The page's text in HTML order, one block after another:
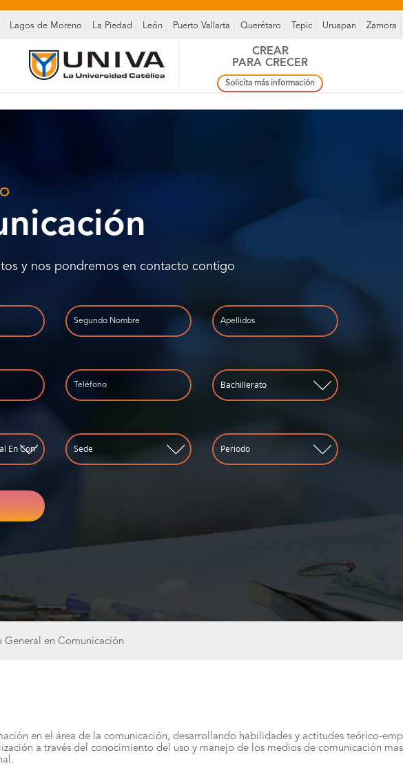
Lagos de Moreno La Piedad León Puerto Vallarta Querétaro Tepic Uruapan Zamora
CREAR
PARA CRECER
Solicita más información
y nos pondremos en contacto contigo
General en Comunicación
en el área de la comunicación, desarrollando habilidades y actitudes teórico-
a través del conocimiento del uso y manejo de los medios de comunicación